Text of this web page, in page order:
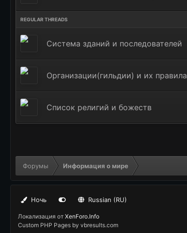
Система зданий и последователей
Организации(гильдии) и их правила
Список религий и божеств
Форумы Информация о мире
Ночь Russian (RU)
Локализация от XenForo.Info
Custom PHP Pages by vbresults.com